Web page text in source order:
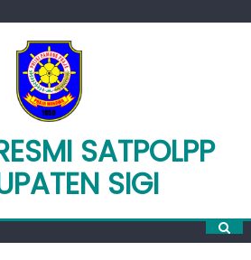
SATPOLPP
SIGI